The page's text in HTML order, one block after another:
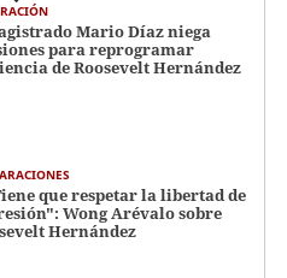
Mario Díaz niega
para reprogramar
de Roosevelt Hernández
que respetar la libertad de
Wong Arévalo sobre
Hernández